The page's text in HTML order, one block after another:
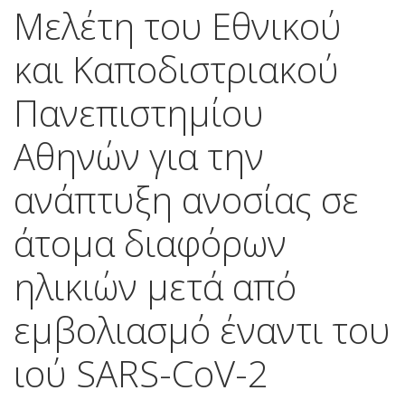
Μελέτη του Εθνικού
και Καποδιστριακού
Πανεπιστημίου
Αθηνών για την
ανάπτυξη ανοσίας σε
άτομα διαφόρων
ηλικιών μετά από
εμβολιασμό έναντι του
ιού SARS-CoV-2